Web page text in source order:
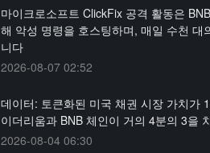
마이크로소프트 ClickFix 공격 활동은
해 악성 명령을 호스팅하며, 매일 수천 대
니다
2026-08-07 02:52
데이터: 토큰화된 미국 채권 시장 가치가
이더리움과 BNB 체인이 거의 4분의 3을
2026-08-04 06:30